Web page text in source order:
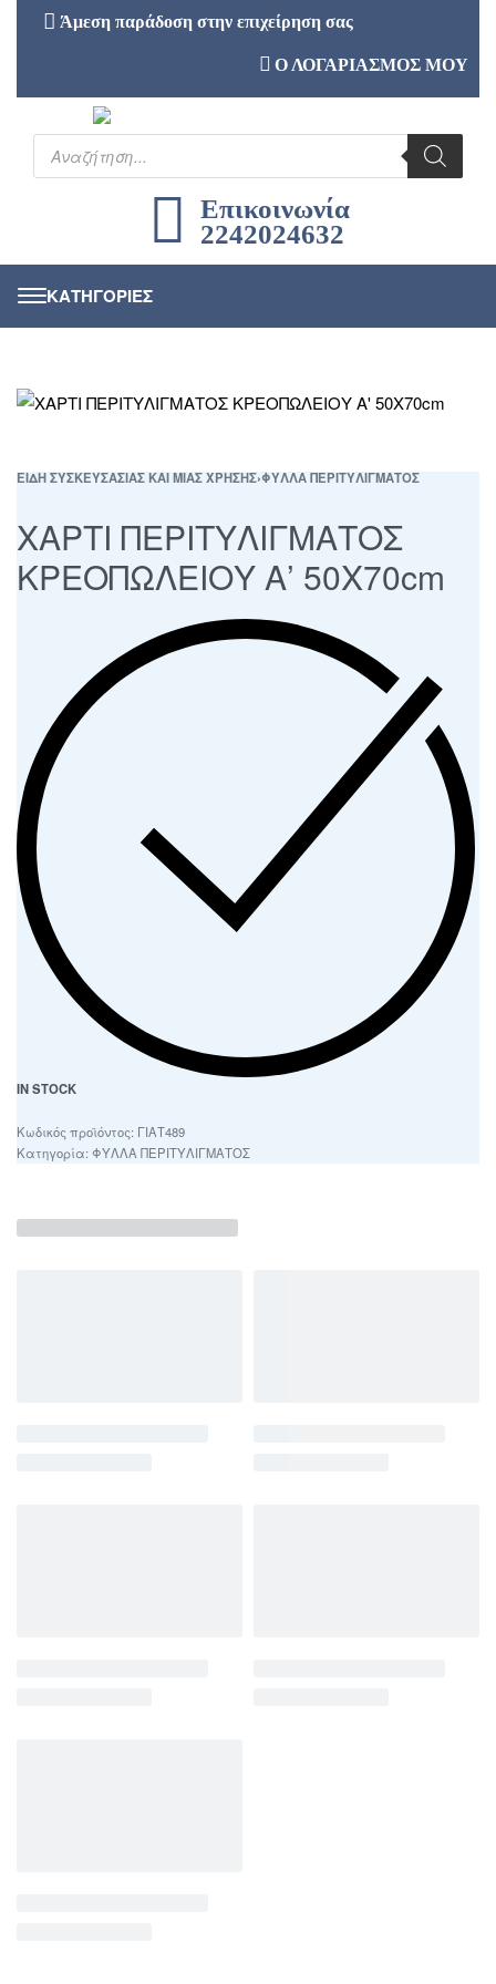
Άμεση παράδοση στην επιχείρηση σας
Ο ΛΟΓΑΡΙΑΣΜΟΣ ΜΟΥ
Επικοινωνία
2242024632
ΕΙΔΗ ΣΥΣΚΕΥΣΑΣΙΑΣ ΚΑΙ ΜΙΑΣ ΧΡΗΣΗΣ›ΦΥΛΛΑ ΠΕΡΙΤΥΛΙΓΜΑΤΟΣ
ΧΑΡΤΙ ΠΕΡΙΤΥΛΙΓΜΑΤΟΣ
ΚΡΕΟΠΩΛΕΙΟΥ Α’ 50Χ70cm
IN STOCK
ΓΙΑΤ489
Κατηγορία: ΦΥΛΛΑ ΠΕΡΙΤΥΛΙΓΜΑΤΟΣ